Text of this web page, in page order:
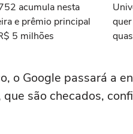
acumula nesta
e prêmio principal
5 milhões
o Google passará a
são checados,